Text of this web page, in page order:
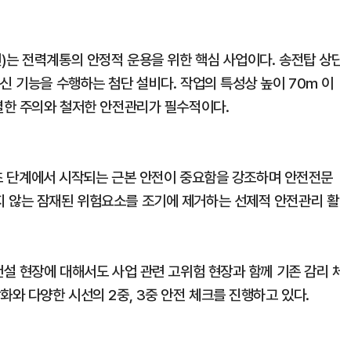
전력계통의 안정적 운용을 위한 핵심 사업이다. 송전탑 상
기능을 수행하는 첨단 설비다. 작업의 특성상 높이 70m 이
주의와 철저한 안전관리가 필수적이다.
계에서 시작되는 근본 안전이 중요함을 강조하며 안전전문
는 잠재된 위험요소를 조기에 제거하는 선제적 안전관리 활
현장에 대해서도 사업 관련 고위험 현장과 함께 기존 감리
와 다양한 시선의 2중, 3중 안전 체크를 진행하고 있다.